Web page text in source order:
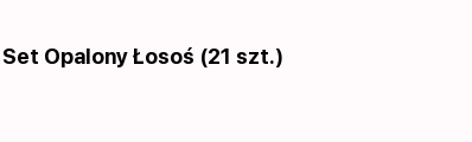
Set Opalony Łosoś (21 szt.)